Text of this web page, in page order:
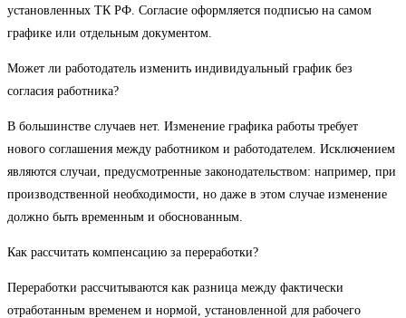
установленных ТК РФ. Согласие оформляется подписью на самом
графике или отдельным документом.
Может ли работодатель изменить индивидуальный график без
согласия работника?
В большинстве случаев нет. Изменение графика работы требует
нового соглашения между работником и работодателем. Исключением
являются случаи, предусмотренные законодательством: например, при
производственной необходимости, но даже в этом случае изменение
должно быть временным и обоснованным.
Как рассчитать компенсацию за переработки?
Переработки рассчитываются как разница между фактически
отработанным временем и нормой, установленной для рабочего